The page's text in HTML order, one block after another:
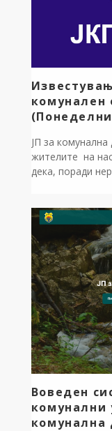
комунален
ЈП за комунална
жителите на
дека, поради
распоред.
разбирањето
Воведен
комунални
комунална